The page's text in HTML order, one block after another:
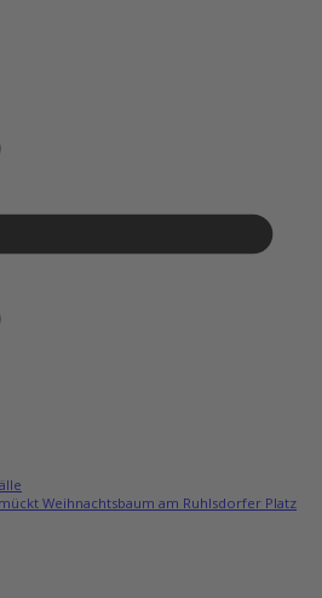
Weihnachtsbaum am Ruhlsdorfer Platz